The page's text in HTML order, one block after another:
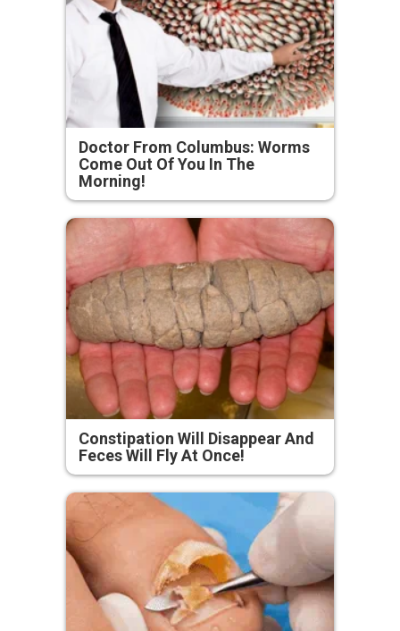
Doctor From Columbus: Worms
Come Out Of You In The
Morning!
Constipation Will Disappear And
Feces Will Fly At Once!